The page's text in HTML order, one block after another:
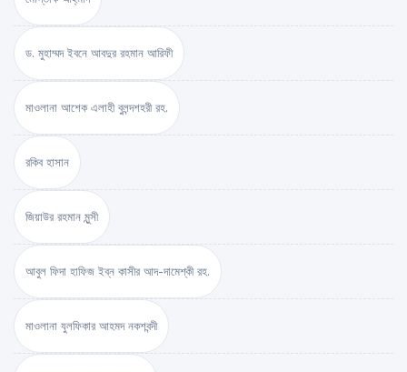
ড. মুহাম্মদ ইবনে আবদুর রহমান আরিফী
মাওলানা আশেক এলাহী বুলন্দশহরী রহ.
রকিব হাসান
জিয়াউর রহমান মুন্সী
আবুল ফিদা হাফিজ ইব্‌ন কাসীর আদ-দামেশ্‌কী রহ.
মাওলানা যুলফিকার আহমদ নকশবন্দী